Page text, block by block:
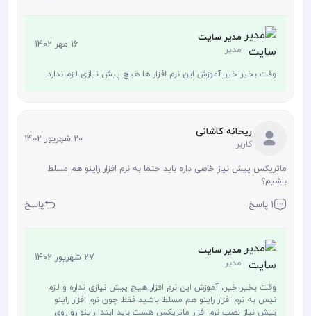
مدیر سایت
مدیر 16 مهر 1402
وقت بخیر خیر آموزش این نرم افزار ها هیچ پیش نیازی لازم ندارد.
ریحانه کاشانی
کاربر 20 شهریور 1402
ماتریکس پیش نیاز خاصی داره باید حتما به نرم افزار راینو هم مسلط
باشیم؟
1 پاسخ پاسخ
مدیر سایت
مدیر 27 شهریور 1402
وقت بخیر خیر، آموزش این نرم افزار هیچ پیش نیازی نداره و لازم
نیس به نرم افزار راینو هم مسلط باشید فقط چون نرم افزار راینو
پیش نیاز نصب نرم افزار ماتریکس هست باید ابتدا راینو رو روی